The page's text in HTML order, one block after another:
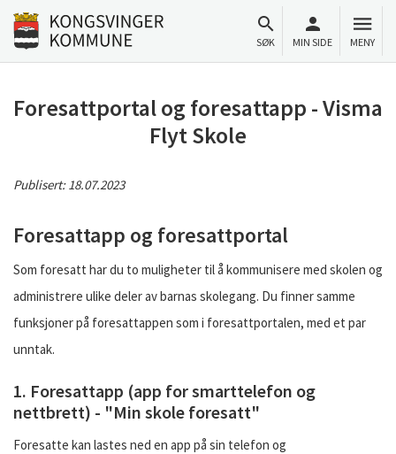
Til innhold
Gå til forsiden
SØK MIN SIDE MENY
Foresattportal og foresattapp - Visma
Flyt Skole
Publisert:18.07.2023
Foresattapp og foresattportal
Som foresatt har du to muligheter til å kommunisere med skolen og
administrere ulike deler av barnas skolegang. Du finner samme
funksjoner på foresattappen som i foresattportalen, med et par
unntak.
1. Foresattapp (app for smarttelefon og
nettbrett) - "Min skole foresatt"
Foresatte kan lastes ned en app på sin telefon og